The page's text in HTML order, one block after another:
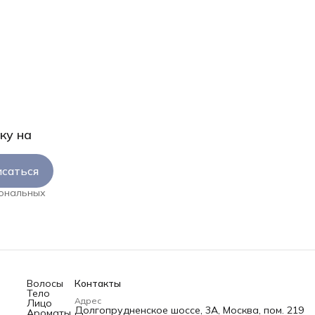
на
Волосы
Тело
Лицо
Контакты
Адрес
Долгопрудненское шоссе, 3А, Москва, пом. 219